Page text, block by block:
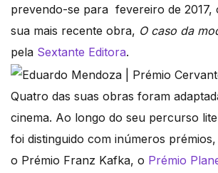
prevendo-se para fevereiro de 2017,
sua mais recente obra, O caso da
pela Sextante Editora.
Quatro das suas obras foram
cinema. Ao longo do seu percurso
foi distinguido com inúmeros
o Prémio Franz Kafka, o Prémio